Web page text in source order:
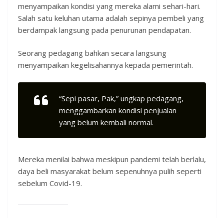
menyampaikan kondisi yang mereka alami sehari-hari.
Salah satu keluhan utama adalah sepinya pembeli yang
berdampak langsung pada penurunan pendapatan.
Seorang pedagang bahkan secara langsung
menyampaikan kegelisahannya kepada pemerintah.
“Sepi pasar, Pak,” ungkap pedagang,
menggambarkan kondisi penjualan
yang belum kembali normal.
Mereka menilai bahwa meskipun pandemi telah berlalu,
daya beli masyarakat belum sepenuhnya pulih seperti
sebelum Covid-19.